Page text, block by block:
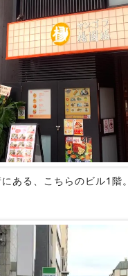
ある、こちらのビル1階。